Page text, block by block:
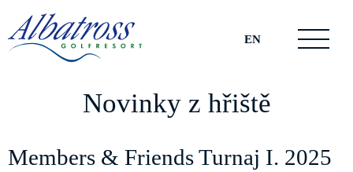
EN
Novinky z hřiště
Members & Friends Turnaj I. 2025